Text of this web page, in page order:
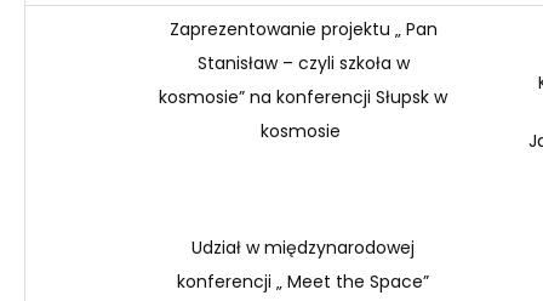
Zaprezentowanie projektu „ Pan
Stanisław – czyli szkoła w
kosmosie” na konferencji Słupsk w
kosmosie
Udział w międzynarodowej
konferencji „ Meet the Space”